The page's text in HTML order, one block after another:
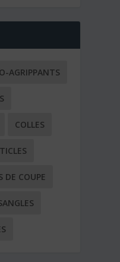
AGRIPPANTS
COLLES
DE COUPE